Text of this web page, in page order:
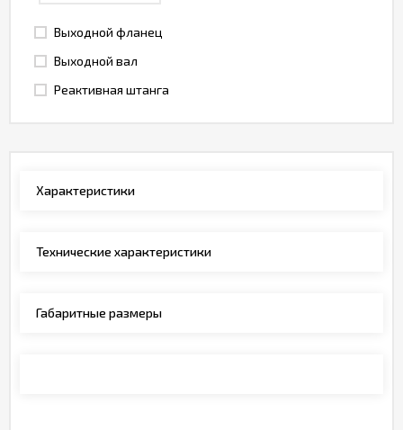
Выходной фланец
Выходной вал
Реактивная штанга
Характеристики
Технические характеристики
Габаритные размеры